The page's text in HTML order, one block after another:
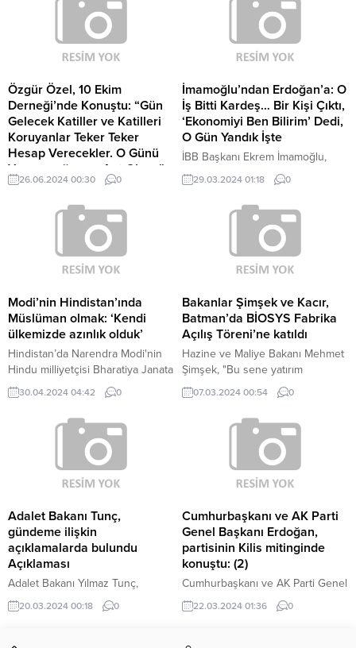
Özgür Özel, 10 Ekim
Derneği’nde Konuştu: “Gün
Gelecek Katiller ve Katilleri
Koruyanlar Teker Teker
Hesap Verecekler. O Günü
Yaşayacağımıza Ant Olsun”
CHP Genel Başkanı Özgür Özel,
10 Ekim Barış Derneği dayanışma
yemeğinde, Ankara Adliyesi'nde
yarın görülecek olan 10 Ekim
Ankara Gar Katliamı Davası karar
duruşmasını hatırlatarak, "Biz
milletvekilleriyle birlikte kuvvetli
bir heyetle orada olacağız. Karar
cezasızlığı özendiren bir yere
yeltenirlerse tam karşılarında
duracağız. Ya da daha önceki...
26.06.2024 00:30 0
İmamoğlu’ndan Erdoğan’a: O
İş Bitti Kardeş… Bir Kişi Çıktı,
‘Ekonomiyi Ben Bilirim’ Dedi,
O Gün Yandık İşte
İBB Başkanı Ekrem İmamoğlu,
önce Çatalca’nın köylerini ziyaret
etti, sonra Cumhuriyet
Meydanı’nda halkla buluştu.
Cumhuriyet rejiminde
yöneticilerin vatandaşa had
bildiremeyeceğini vurgulayan
İmamoğlu, "Cumhuriyette yönetici,
bilecek haddini. Öyle oy
verenmiş, oy vermeyenmiş… Yok,
o devir bitti. Öyle mülk sahibi
falan yok. Mülk sahibi, 86 milyon
yurttaş. Onun için,...
29.03.2024 01:18 0
Modi’nin Hindistan’ında
Müslüman olmak: ‘Kendi
ülkemizde azınlık olduk’
Hindistan’da Narendra Modi'nin
Hindu milliyetçisi Bharatiya Janata
Partisi (BJP) 2014 yılından beri
iktidarda.
30.04.2024 04:42 0
Bakanlar Şimşek ve Kacır,
Batman’da BİOSYS Fabrika
Açılış Töreni’ne katıldı
Hazine ve Maliye Bakanı Mehmet
Şimşek, "Bu sene yatırım
teşviklerine 530 milyar lira destek
vereceğiz.
07.03.2024 00:54 0
Adalet Bakanı Tunç,
gündeme ilişkin
açıklamalarda bulundu
Açıklaması
Adalet Bakanı Yılmaz Tunç,
Trabzonspor-Fenerbahçe maçı
sonrasındaki olayları
20.03.2024 00:18 0
Cumhurbaşkanı ve AK Parti
Genel Başkanı Erdoğan,
partisinin Kilis mitinginde
konuştu: (2)
Cumhurbaşkanı ve AK Parti Genel
Başkanı Recep Tayyip Erdoğan,
"Doğan görünümlü şahin misali,
22.03.2024 01:36 0